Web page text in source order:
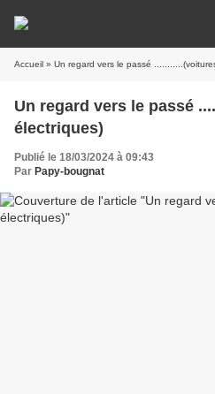
Accueil » Un regard vers le passé
Un regard vers le passé
électriques)
Publié le 18/03/2024 à 09:43
Par Papy-bougnat